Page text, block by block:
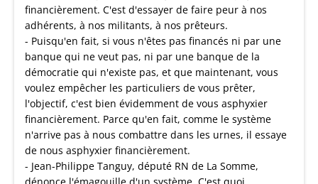
financièrement. C'est d'essayer de faire peur à nos
adhérents, à nos militants, à nos prêteurs.
- Puisqu'en fait, si vous n'êtes pas financés ni par une
banque qui ne veut pas, ni par une banque de la
démocratie qui n'existe pas, et que maintenant, vous
voulez empêcher les particuliers de vous prêter,
l'objectif, c'est bien évidemment de vous asphyxier
financièrement. Parce qu'en fait, comme le système
n'arrive pas à nous combattre dans les urnes, il essaye
de nous asphyxier financièrement.
- Jean-Philippe Tanguy, député RN de La Somme,